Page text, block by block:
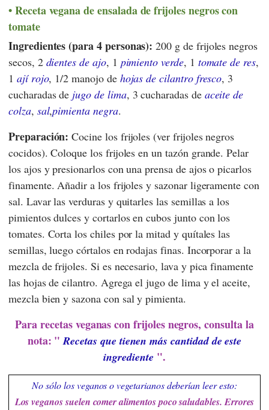
Receta vegana de ensalada de frijoles negros con
tomate
Ingredientes (para 4 personas): 200 g de frijoles negros
secos, 2 dientes de ajo, 1 pimiento verde, 1 tomate de res,
1 ají rojo, 1/2 manojo de hojas de cilantro fresco, 3
cucharadas de jugo de lima, 3 cucharadas de aceite de
colza, sal,pimienta negra.
Preparación: Cocine los frijoles (ver frijoles negros
cocidos). Coloque los frijoles en un tazón grande. Pelar
los ajos y presionarlos con una prensa de ajos o picarlos
finamente. Añadir a los frijoles y sazonar ligeramente con
sal. Lavar las verduras y quitarles las semillas a los
pimientos dulces y cortarlos en cubos junto con los
tomates. Corta los chiles por la mitad y quítales las
semillas, luego córtalos en rodajas finas. Incorporar a la
mezcla de frijoles. Si es necesario, lava y pica finamente
las hojas de cilantro. Agrega el jugo de lima y el aceite,
mezcla bien y sazona con sal y pimienta.
Para recetas veganas con frijoles negros, consulta la
nota: "Recetas que tienen más cantidad de este
ingrediente ".
No sólo los veganos o vegetarianos deberían leer esto:
Los veganos suelen comer alimentos poco saludables. Errores